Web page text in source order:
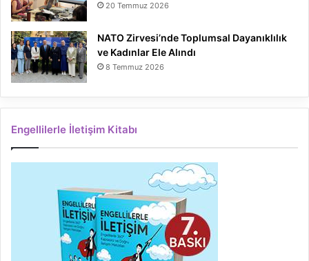
20 Temmuz 2026
NATO Zirvesi’nde Toplumsal Dayanıklılık
ve Kadınlar Ele Alındı
8 Temmuz 2026
Engellilerle İletişim Kitabı